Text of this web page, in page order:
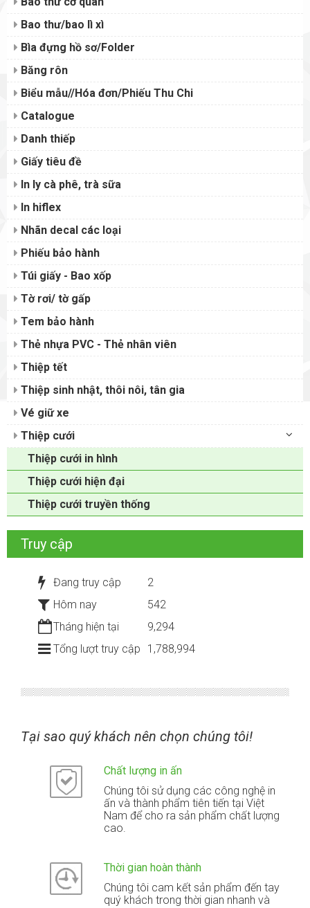
Bao thư/bao lì xì
Bìa đựng hồ sơ/Folder
Băng rôn
Biểu mẫu//Hóa đơn/Phiếu Thu Chi
Catalogue
Danh thiếp
Giấy tiêu đề
In ly cà phê, trà sữa
In hiflex
Nhãn decal các loại
Phiếu bảo hành
Túi giấy - Bao xốp
Tờ rơi/ tờ gấp
Tem bảo hành
Thẻ nhựa PVC - Thẻ nhân viên
Thiệp tết
Thiệp sinh nhật, thôi nôi, tân gia
Vé giữ xe
Thiệp cưới
Thiệp cưới in hình
Thiệp cưới hiện đại
Thiệp cưới truyền thống
Truy cập
Đang truy cập
2
Hôm nay
542
Tháng hiện tại
9,294
Tổng lượt truy cập
1,788,994
Tại sao quý khách nên chọn chúng tôi!
Chất lượng in ấn
Chúng tôi sử dụng các công nghệ in
ấn và thành phẩm tiên tiến tại Việt
Nam để cho ra sản phẩm chất lượng
cao.
Thời gian hoàn thành
Chúng tôi cam kết sản phẩm đến tay
quý khách trong thời gian nhanh và